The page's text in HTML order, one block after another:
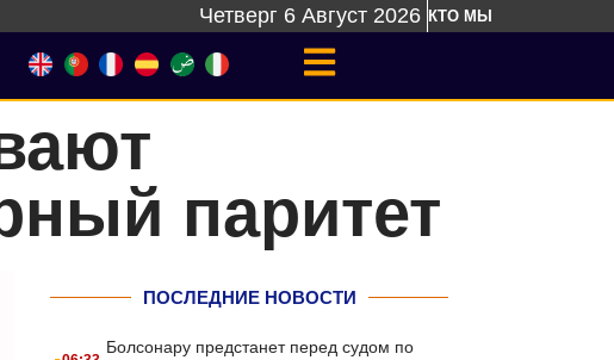
Четверг 6 Август 2026 КТО МЫ
паритет
ПОСЛЕДНИЕ НОВОСТИ
.
Болсонару предстанет перед судом по